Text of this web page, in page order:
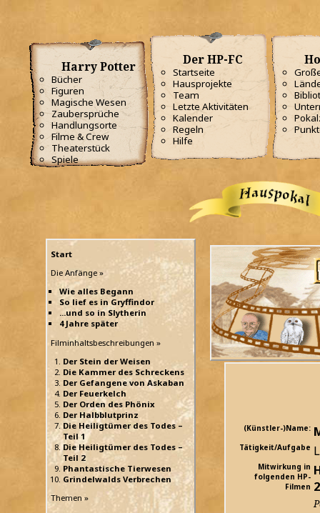
Harry Potter
Bücher
Figuren
Magische Wesen
Zaubersprüche
Handlungsorte
Filme & Crew
Theaterstück
Spiele
Der HP-FC
Startseite
Hausprojekte
Team
Letzte Aktivitäten
Kalender
Regeln
Hilfe
Start
Die Anfänge »
Wie alles Begann
So lief es in Gryffindor
...und so in Slytherin
4 Jahre später
Filminhaltsbeschreibungen »
Der Stein der Weisen
Die Kammer des Schreckens
Der Gefangene von Askaban
Der Feuerkelch
Der Orden des Phönix
Der Halbblutprinz
Die Heiligtümer des Todes –
Teil 1
Die Heiligtümer des Todes –
Teil 2
Phantastische Tierwesen
Grindelwalds Verbrechen
Themen »
(Künstler-)Name:
Tätigkeit/Aufgabe
Mitwirkung in
folgenden HP-
Filmen 2